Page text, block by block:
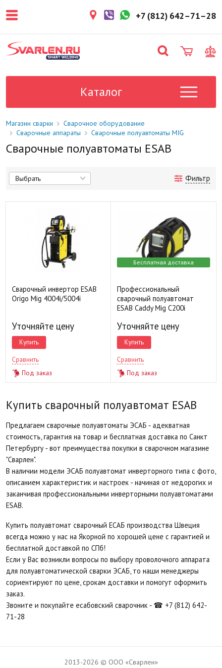
+7 (812) 642–71–28
Каталог
Магазин сварки
Сварочное оборудование
Сварочные аппараты
Сварочные полуавтоматы MIG
Сварочные полуавтоматы ESAB
Фильтр
Сварочный инвертор ESAB
Origo Mig 4004i/5004i
Уточняйте цену
Купить
Сравнить
Под заказ
Бесплатная доставка
Профессиональный
сварочный полуавтомат
ESAB Caddy Mig C200i
Уточняйте цену
Купить
Сравнить
Под заказ
Купить сварочный полуавтомат ESAB
Предлагаем сварочные полуавтоматы ЭСАБ - адекватная
стоимость, гарантия на товар и бесплатная доставка по Санкт
Петербургу - вот преимущества покупки в сварочном магазине
"Сварлен".
В наличии модели ЭСАБ полуавтомат инверторного типа с фото,
описанием характеристик и настроек - начиная от недорогих и
заканчивая профессиональными инверторными полуавтоматами
ESAB.
Купить полуавтомат сварочный ЕСАБ производства Швеция
всегда можно у нас на Якорной по хорошей цене с гарантией и
бесплатной доставкой по СПб!
Если у Вас возникли вопросы по выбору проволочного аппарата
для полуавтоматической сварки ЭСАБ, то наши менеджеры
сориентируют по цене, срокам доставки и помогут оформить
заказ.
Звоните и покупайте есабовский сварочник - ☎ +7 (812) 642-
71-28
2013-2026 © ООО «Сварлен»